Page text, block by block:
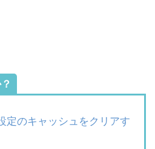
定のキャッシュをクリアす